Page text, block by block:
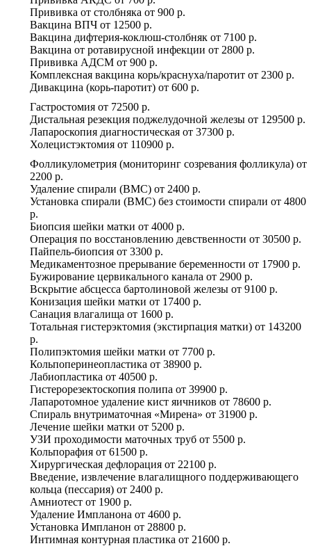
Прививка от столбняка от 900 р.
Вакцина ВПЧ от 12500 р.
Вакцина дифтерия-коклюш-столбняк от 7100 р.
Вакцина от ротавирусной инфекции от 2800 р.
Прививка АДСМ от 900 р.
Комплексная вакцина корь/краснуха/паротит от 2300 р.
Дивакцина (корь-паротит) от 600 р.
Гастростомия от 72500 р.
Дистальная резекция поджелудочной железы от 129500 р.
Лапароскопия диагностическая от 37300 р.
Холецистэктомия от 110900 р.
Фолликулометрия (мониторинг созревания фолликула) от
2200 р.
Удаление спирали (ВМС) от 2400 р.
Установка спирали (ВМС) без стоимости спирали от 4800
р.
Биопсия шейки матки от 4000 р.
Операция по восстановлению девственности от 30500 р.
Пайпель-биопсия от 3300 р.
Медикаментозное прерывание беременности от 17900 р.
Бужирование цервикального канала от 2900 р.
Вскрытие абсцесса бартолиновой железы от 9100 р.
Конизация шейки матки от 17400 р.
Санация влагалища от 1600 р.
Тотальная гистерэктомия (экстирпация матки) от 143200
р.
Полипэктомия шейки матки от 7700 р.
Кольпоперинеопластика от 38900 р.
Лабиопластика от 40500 р.
Гистерорезектоскопия полипа от 39900 р.
Лапаротомное удаление кист яичников от 78600 р.
Спираль внутриматочная «​Мирена» от 31900 р.
Лечение шейки матки от 5200 р.
УЗИ проходимости маточных труб от 5500 р.
Кольпорафия от 61500 р.
Хирургическая дефлорация от 22100 р.
Введение, извлечение влагалищного поддерживающего
кольца (пессария) от 2400 р.
Амниотест от 1900 р.
Удаление Импланона от 4600 р.
Установка Импланон от 28800 р.
Интимная контурная пластика от 21600 р.